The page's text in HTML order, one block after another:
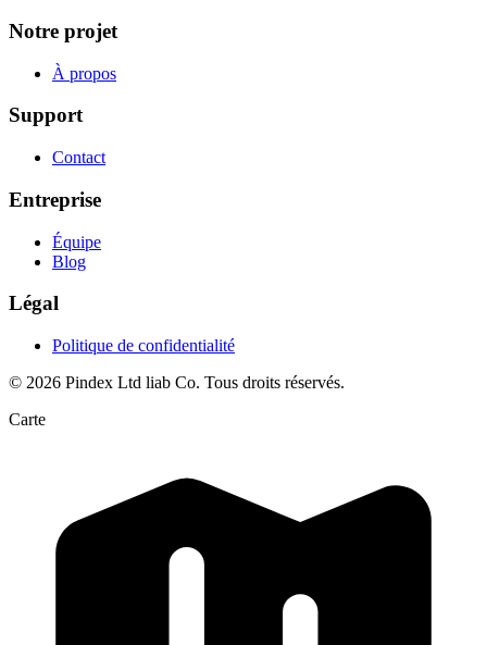
Notre projet
À propos
Support
Contact
Entreprise
Équipe
Blog
Légal
Politique de confidentialité
© 2026 Pindex Ltd liab Co. Tous droits réservés.
Carte